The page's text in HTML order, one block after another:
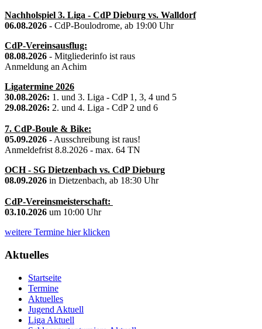
Nachholspiel 3. Liga - CdP Dieburg vs. Walldorf
06.08.2026 - CdP-Boulodrome, ab 19:00 Uhr
CdP-Vereinsausflug:
08.08.2026 - Mitgliederinfo ist raus
Anmeldung an Achim
Ligatermine 2026
30.08.2026: 1. und 3. Liga - CdP 1, 3, 4 und 5
29.08.2026: 2. und 4. Liga - CdP 2 und 6
7. CdP-Boule & Bike:
05.09.2026 - Ausschreibung ist raus!
Anmeldefrist 8.8.2026 - max. 64 TN
OCH - SG Dietzenbach vs. CdP Dieburg
08.09.2026 in Dietzenbach, ab 18:30 Uhr
CdP-Vereinsmeisterschaft:
03.10.2026 um 10:00 Uhr
weitere Termine hier klicken
Aktuelles
Startseite
Termine
Aktuelles
Jugend Aktuell
Liga Aktuell